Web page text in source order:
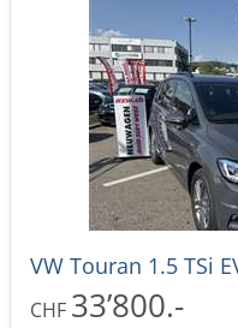
CHF 33’800.-